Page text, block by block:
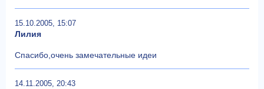
15.10.2005, 15:07
Лилия
Спасибо,очень замечательные идеи
14.11.2005, 20:43